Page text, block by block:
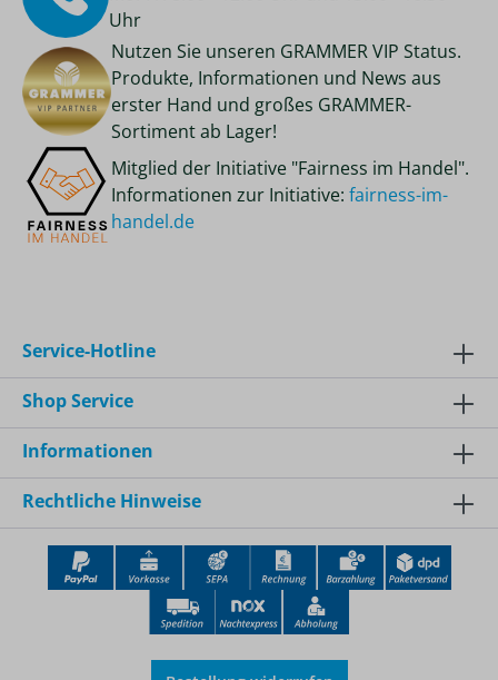
Uhr
Nutzen Sie unseren GRAMMER VIP Status.
Produkte, Informationen und News aus
erster Hand und großes GRAMMER-
Sortiment ab Lager!
Mitglied der Initiative "Fairness im Handel".
Informationen zur Initiative: fairness-im-
handel.de
Service-Hotline
Shop Service
Informationen
Rechtliche Hinweise